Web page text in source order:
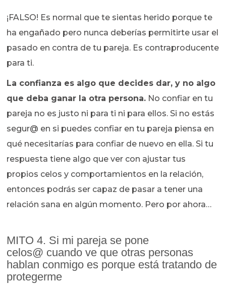
¡FALSO! Es normal que te sientas herido porque te
ha engañado pero nunca deberías permitirte usar el
pasado en contra de tu pareja. Es contraproducente
para ti.
La confianza es algo que decides dar, y no algo
que deba ganar la otra persona. No confiar en tu
pareja no es justo ni para ti ni para ellos. Si no estás
segur@ en si puedes confiar en tu pareja piensa en
qué necesitarías para confiar de nuevo en ella. Si tu
respuesta tiene algo que ver con ajustar tus
propios celos y comportamientos en la relación,
entonces podrás ser capaz de pasar a tener una
relación sana en algún momento. Pero por ahora…
MITO 4. Si mi pareja se pone
celos@ cuando ve que otras personas
hablan conmigo es porque está tratando de
protegerme